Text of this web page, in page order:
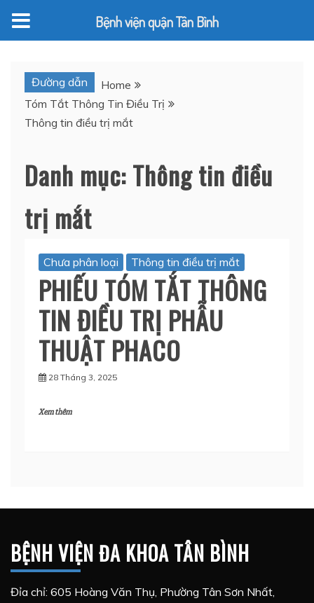
contentĐường dẫn
Home
Tóm Tắt Thông Tin Điều Trị
Thông tin điều trị mắt
Danh mục:Thông tin điều
trị mắt
Chưa phân loại Thông tin điều trị mắt
PHIẾU TÓM TẮT THÔNG
TIN ĐIỀU TRỊ PHẪU
THUẬT PHACO
28 Tháng 3, 2025
Xem thêm
BỆNH VIỆN ĐA KHOA TÂN BÌNH
Đỉa chỉ: 605 Hoàng Văn Thụ, Phường Tân Sơn Nhất,
Bệnh viện quận Tân Bình